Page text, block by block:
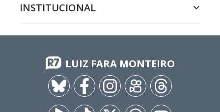
INSTITUCIONAL
LUIZ FARA MONTEIRO